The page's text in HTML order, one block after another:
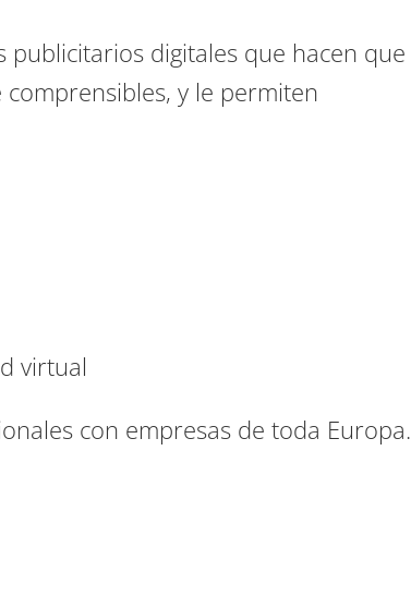
digitales que hacen que
y le permiten
virtual
con empresas de toda Europa.